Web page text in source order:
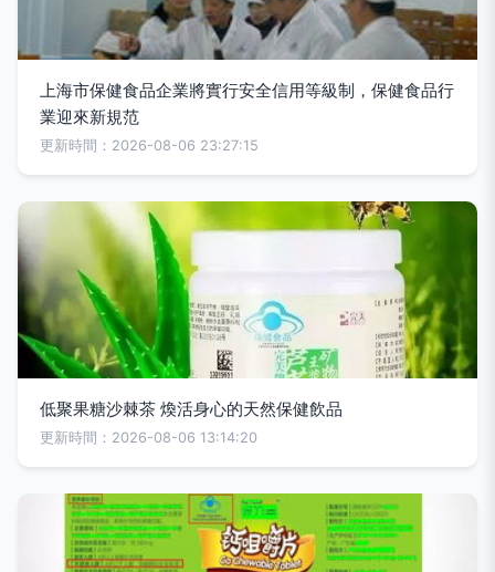
上海市保健食品企業將實行安全信用等級制，保健食品行
業迎來新規范
更新時間：2026-08-06 23:27:15
低聚果糖沙棘茶 煥活身心的天然保健飲品
更新時間：2026-08-06 13:14:20